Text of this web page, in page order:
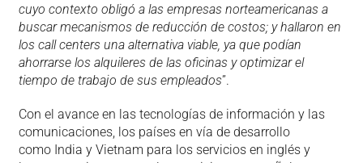
cuyo contexto obligó a las empresas norteamericanas a
buscar mecanismos de reducción de costos; y hallaron en
los call centers una alternativa viable, ya que podían
ahorrarse los alquileres de las oficinas y optimizar el
tiempo de trabajo de sus empleados”.
Con el avance en las tecnologías de información y las
comunicaciones, los países en vía de desarrollo
como India y Vietnam para los servicios en inglés y